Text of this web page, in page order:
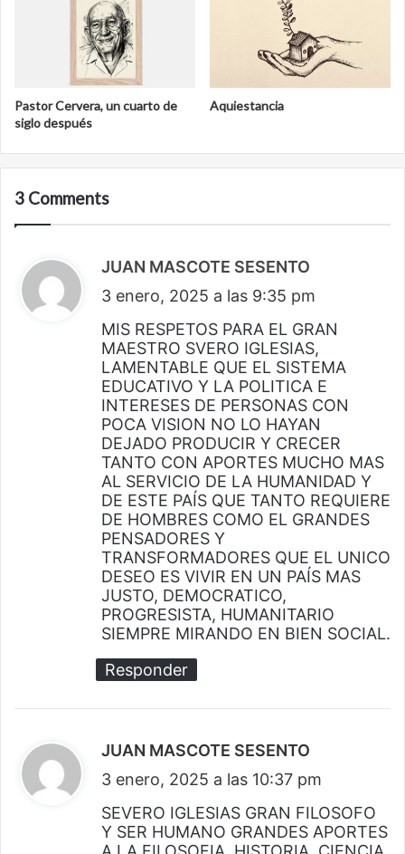
Pastor Cervera, un cuarto de
siglo después
Aquiestancia
3 Comments
JUAN MASCOTE SESENTO
i
c
e
:
3 enero, 2025 a las 9:35 pm
MIS RESPETOS PARA EL GRAN
MAESTRO SVERO IGLESIAS,
LAMENTABLE QUE EL SISTEMA
EDUCATIVO Y LA POLITICA E
INTERESES DE PERSONAS CON
POCA VISION NO LO HAYAN
DEJADO PRODUCIR Y CRECER
TANTO CON APORTES MUCHO MAS
AL SERVICIO DE LA HUMANIDAD Y
DE ESTE PAÍS QUE TANTO REQUIERE
DE HOMBRES COMO EL GRANDES
PENSADORES Y
TRANSFORMADORES QUE EL UNICO
DESEO ES VIVIR EN UN PAÍS MAS
JUSTO, DEMOCRATICO,
PROGRESISTA, HUMANITARIO
SIEMPRE MIRANDO EN BIEN SOCIAL.
Responder
JUAN MASCOTE SESENTO
i
c
e
3 enero, 2025 a las 10:37 pm
SEVERO IGLESIAS GRAN FILOSOFO
Y SER HUMANO GRANDES APORTES